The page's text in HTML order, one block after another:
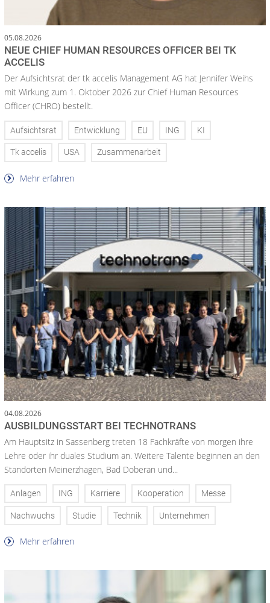
05.08.2026
NEUE CHIEF HUMAN RESOURCES OFFICER BEI TK
ACCELIS
Der Aufsichtsrat der tk accelis Management AG hat Jennifer Weihs
mit Wirkung zum 1. Oktober 2026 zur Chief Human Resources
Officer (CHRO) bestellt.
Aufsichtsrat Entwicklung EU ING KI
Tk accelis USA Zusammenarbeit
Mehr erfahren
04.08.2026
AUSBILDUNGSSTART BEI TECHNOTRANS
Am Hauptsitz in Sassenberg treten 18 Fachkräfte von morgen ihre
Lehre oder ihr duales Studium an. Weitere Talente beginnen an den
Standorten Meinerzhagen, Bad Doberan und...
Anlagen ING Karriere Kooperation Messe
Nachwuchs Studie Technik Unternehmen
Mehr erfahren